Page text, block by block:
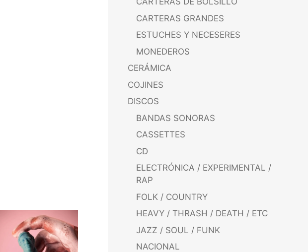
CARTERAS GRANDES
ESTUCHES Y NECESERES
MONEDEROS
CERÁMICA
COJINES
DISCOS
BANDAS SONORAS
CASSETTES
CD
ELECTRÓNICA / EXPERIMENTAL /
RAP
FOLK / COUNTRY
HEAVY / THRASH / DEATH / ETC
JAZZ / SOUL / FUNK
NACIONAL